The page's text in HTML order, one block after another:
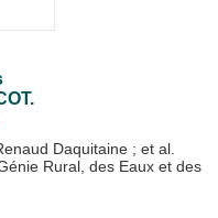
Daquitaine ; et al.
Rural, des Eaux et des